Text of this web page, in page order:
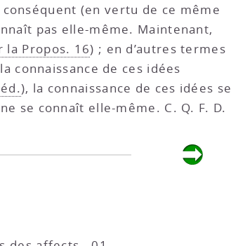
conséquent (en vertu de ce même
pas elle-même. Maintenant,
la Propos. 16) ; en d’autres termes
connaissance de ces idées
), la connaissance de ces idées se
se connaît elle-même. C. Q. F. D.